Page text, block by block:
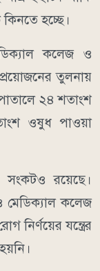
হচ্ছে।
কলেজ ও
তুলনায়
২৪ শতাংশ
ওষুধ পাওয়া
সংকটও রয়েছে।
মেডিক্যাল কলেজ
নির্ণয়ের যন্ত্রের